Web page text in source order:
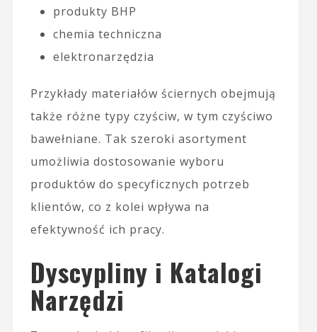
produkty BHP
chemia techniczna
elektronarzędzia
Przykłady materiałów ściernych obejmują
także różne typy czyściw, w tym czyściwo
bawełniane. Tak szeroki asortyment
umożliwia dostosowanie wyboru
produktów do specyficznych potrzeb
klientów, co z kolei wpływa na
efektywność ich pracy.
Dyscypliny i Katalogi
Narzędzi